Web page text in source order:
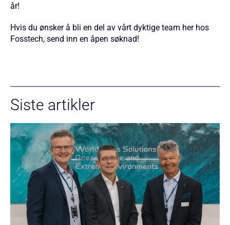
år!
Hvis du ønsker å bli en del av vårt dyktige team her hos
Fosstech, send inn en åpen søknad!
Siste artikler